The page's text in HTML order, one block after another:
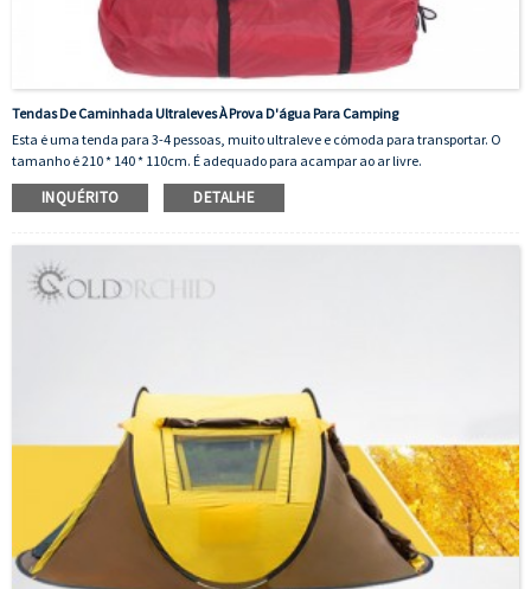
Tendas De Caminhada Ultraleves À Prova D'água Para Camping
Esta é uma tenda para 3-4 pessoas, muito ultraleve e cómoda para transportar. O
tamanho é 210 * 140 * 110cm. É adequado para acampar ao ar livre.
INQUÉRITO DETALHE